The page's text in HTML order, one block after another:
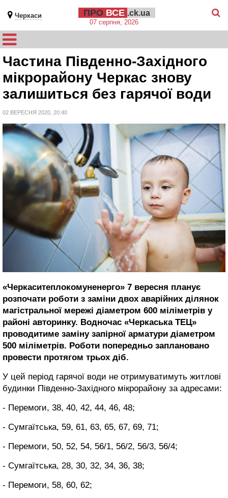
Черкаси ПРО ВСЕ .ck.ua
07 серпня, 2026
Частина Південно-Західного
мікрорайону Черкас знову
залишиться без гарячої води
02 ВЕРЕСНЯ 2020, 20:40
«Черкаситеплокомуненерго» 7 вересня планує
розпочати роботи з заміни двох аварійних ділянок
магістральної мережі діаметром 600 міліметрів у
районі авторинку. Водночас «Черкаська ТЕЦ»
проводитиме заміну запірної арматури діаметром
500 міліметрів. Роботи попередньо заплановано
провести протягом трьох діб.
У цей період гарячої води не отримуватимуть житлові
будинки Південно-Західного мікрорайону за адресами:
- Перемоги, 38, 40, 42, 44, 46, 48;
- Сумгаїтська, 59, 61, 63, 65, 67, 69, 71;
- Перемоги, 50, 52, 54, 56/1, 56/2, 56/3, 56/4;
- Сумгаїтська, 28, 30, 32, 34, 36, 38;
- Перемоги, 58, 60, 62;